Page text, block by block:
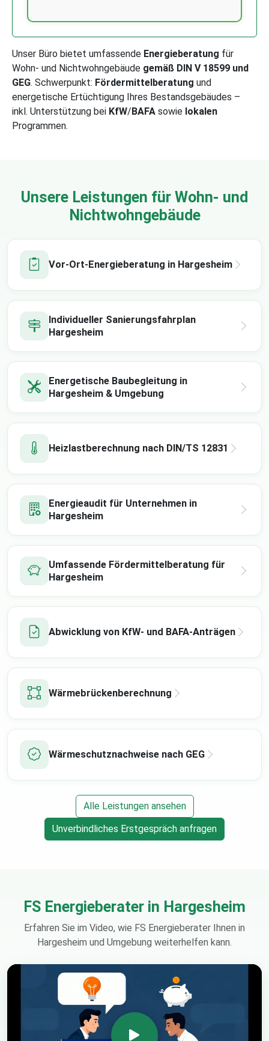
Unser Büro bietet umfassende Energieberatung für
Wohn- und Nichtwohngebäude gemäß DIN V 18599 und
GEG. Schwerpunkt: Fördermittelberatung und
energetische Ertüchtigung Ihres Bestandsgebäudes –
inkl. Unterstützung bei KfW/BAFA sowie lokalen
Programmen.
Unsere Leistungen für Wohn- und
Nichtwohngebäude
Vor-Ort-Energieberatung in Hargesheim
Individueller Sanierungsfahrplan
Hargesheim
Energetische Baubegleitung in
Hargesheim & Umgebung
Heizlastberechnung nach DIN/TS 12831
Energieaudit für Unternehmen in
Hargesheim
Umfassende Fördermittelberatung für
Hargesheim
Abwicklung von KfW- und BAFA-Anträgen
Wärmebrückenberechnung
Wärmeschutznachweise nach GEG
Alle Leistungen ansehen
Unverbindliches Erstgespräch anfragen
FS Energieberater in Hargesheim
Erfahren Sie im Video, wie FS Energieberater Ihnen in
Hargesheim und Umgebung weiterhelfen kann.